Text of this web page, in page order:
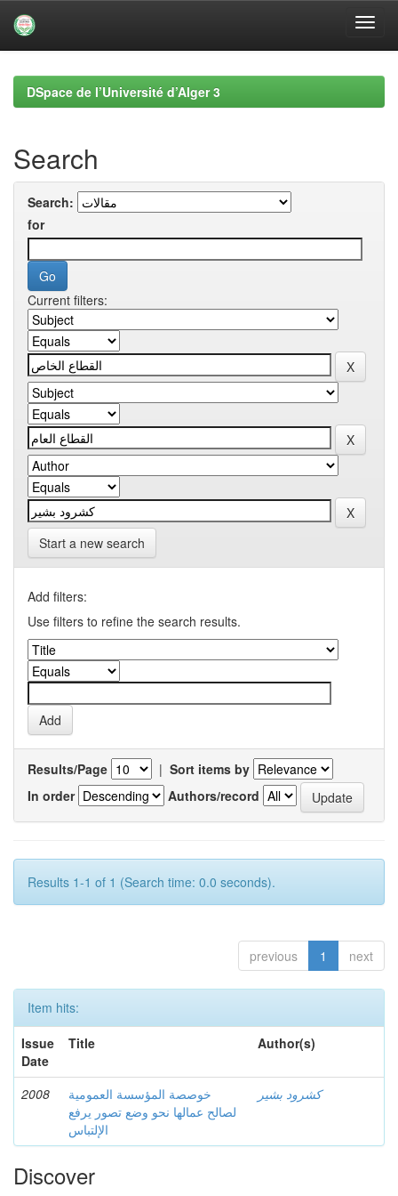
navigationDSpace de l’Université d’Alger 3
Search
Search:
for
Current filters:
Start a new search
Add filters:
Use filters to refine the search results.
Results/Page | Sort items by
In order
Authors/record
Results 1-1 of 1 (Search time: 0.0 seconds).
previous 1 next
Item hits:
Issue
Date
Title Author(s)
2008
خوصصة المؤسسة العمومية
لصالح عمالها نحو وضع تصور يرفع
الإلتباس
كشرود بشير
Discover